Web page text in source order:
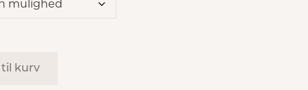
til kurv